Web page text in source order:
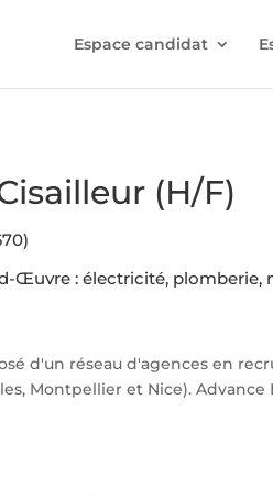
Espace candidat
(H/F)
Œuvre : électricité, plomberie,
d'un réseau d'agences en
Montpellier et Nice).